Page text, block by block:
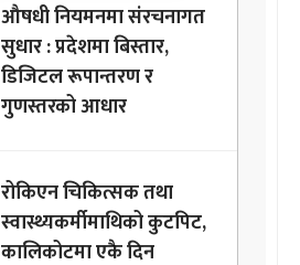
औषधी नियमनमा संरचनागत
सुधार : प्रदेशमा बिस्तार,
डिजिटल रूपान्तरण र
गुणस्तरको आधार
रोकिएन चिकित्सक तथा
स्वास्थ्यकर्मीमाथिको कुटपिट,
कालिकोटमा एकै दिन